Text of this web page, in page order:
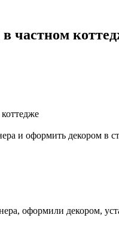
в частном
и оформить декором в
оформили декором,